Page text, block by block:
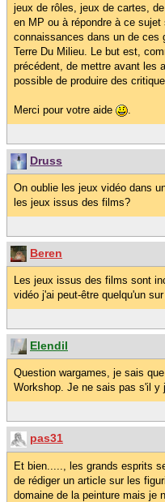
jeux de rôles, jeux de cartes,
en MP ou à répondre à ce
connaissances dans un de ces
Terre Du Milieu. Le but est,
précédent, de mettre avant les
possible de produire des
Merci pour votre aide
Druss
On oublie les jeux vidéo dans
les jeux issus des films?
Beren
Les jeux issus des films sont
vidéo j'ai peut-être quelqu'un
Elendil
Question wargames, je sais
Workshop. Je ne sais pas s'il y
pas31
Et bien....., les grands esprits
de rédiger un article sur les
domaine de la peinture mais je